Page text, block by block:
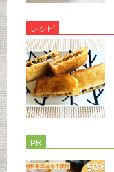
レシピ
PR